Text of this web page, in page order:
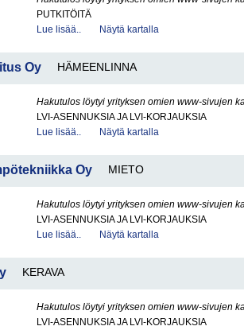
PUTKITÖITÄ
Lue lisää..
Näytä kartalla
Oy HÄMEENLINNA
Hakutulos löytyi yrityksen omien www-sivujen
LVI-ASENNUKSIA JA LVI-KORJAUKSIA
Lue lisää..
Näytä kartalla
Oy MIETO
Hakutulos löytyi yrityksen omien www-sivujen
LVI-ASENNUKSIA JA LVI-KORJAUKSIA
Lue lisää..
Näytä kartalla
KERAVA
Hakutulos löytyi yrityksen omien www-sivujen
LVI-ASENNUKSIA JA LVI-KORJAUKSIA